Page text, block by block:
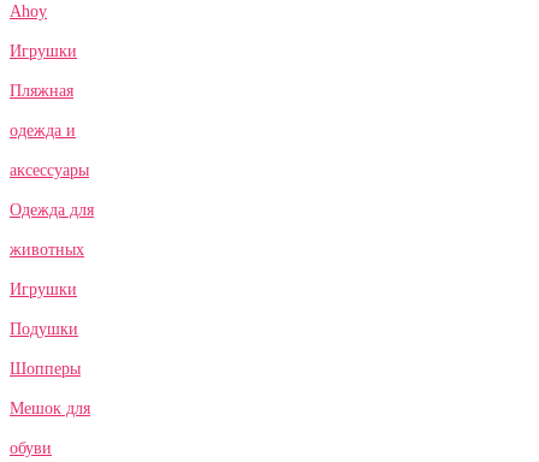
Ahoy
Игрушки
Пляжная
одежда и
аксессуары
Одежда для
животных
Игрушки
Подушки
Шопперы
Мешок для
обуви